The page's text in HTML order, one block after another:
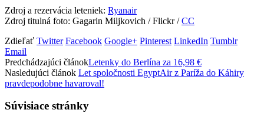
Zdroj a rezervácia leteniek: Ryanair
Zdroj titulná foto: Gagarin Miljkovich / Flickr /CC
Zdieľať Twitter Facebook Google+ Pinterest LinkedIn Tumblr
Email
Predchádzajúci článokLetenky do Berlína za 16,98 €
Nasledujúci článok Let spoločnosti EgyptAir z Paríža do Káhiry
pravdepodobne havaroval!
Súvisiace stránky